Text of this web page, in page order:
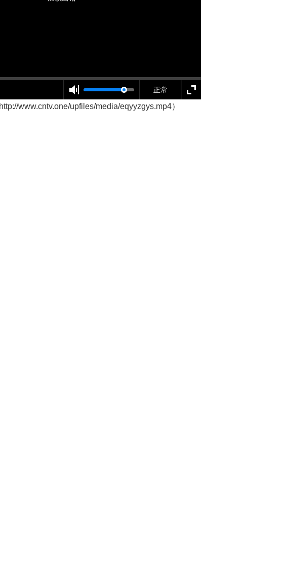
正常
www.cntv.one/upfiles/media/eqyyzgys.mp4）